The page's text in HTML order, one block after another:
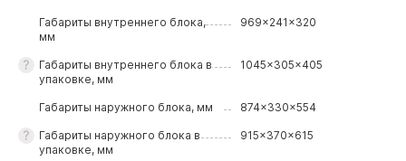
Габариты внутреннего блока,
мм
969x241x320
Габариты внутреннего блока в
упаковке, мм
1045x305x405
Габариты наружного блока, мм 874x330x554
Габариты наружного блока в
упаковке, мм
915x370x615